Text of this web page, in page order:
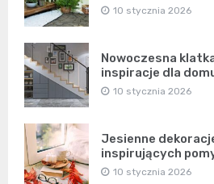
10 stycznia 2026
Nowoczesna
inspiracje dla
10 stycznia 2026
Jesienne
inspirujących
10 stycznia 2026